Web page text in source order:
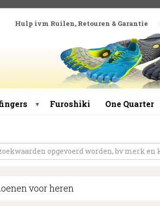
Hulp ivm Ruilen, Retouren & Garantie
▼ Furoshiki One Quarter
voor heren